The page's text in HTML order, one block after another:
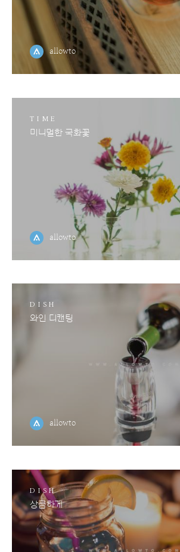
allowto
TIME
미니멀한 국화꽃
allowto
DISH
와인 디캔팅
allowto
DISH
상큼하게